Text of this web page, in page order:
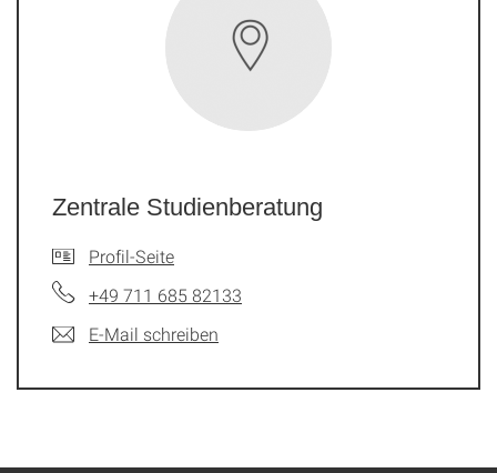
Zentrale Studienberatung
Profil-Seite
+49 711 685 82133
E-Mail schreiben